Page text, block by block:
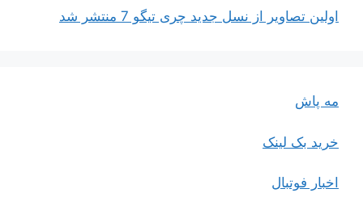
اولین تصاویر از نسل جدید چری تیگو 7 منتشر شد
مه پاش
خرید بک لینک
اخبار فوتبال